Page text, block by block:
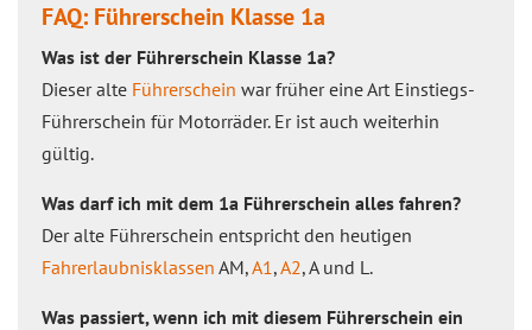
FAQ: Führerschein Klasse 1a
Was ist der Führerschein Klasse 1a?
Dieser alte Führerschein war früher eine Art Einstiegs-
Führerschein für Motorräder. Er ist auch weiterhin
gültig.
Was darf ich mit dem 1a Führerschein alles fahren?
Der alte Führerschein entspricht den heutigen
Fahrerlaubnisklassen AM,A1,A2, A und L.
Was passiert, wenn ich mit diesem Führerschein ein